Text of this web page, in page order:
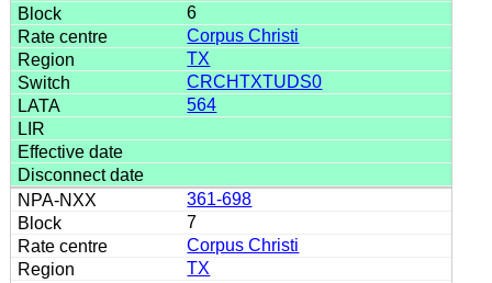
6
Corpus Christi
TX
CRCHTXTUDS0
564
361-698
7
Corpus Christi
TX